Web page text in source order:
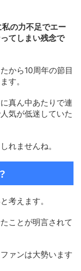
私の力不足でエー
てしまい残念で
から10周年の節目
す。
真ん中あたりで連
気が低迷していた
れませんね。
考えます。
ことが明言されて
ァンは大勢います